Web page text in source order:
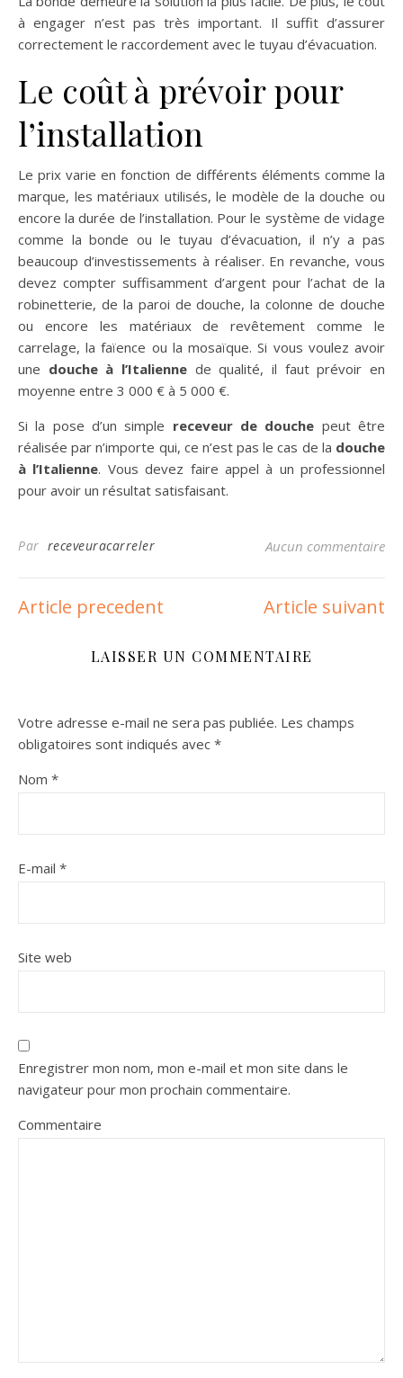
à engager n’est pas très important. Il suffit d’assurer
correctement le raccordement avec le tuyau d’évacuation.
Le coût à prévoir pour
l’installation
Le prix varie en fonction de différents éléments comme la
marque, les matériaux utilisés, le modèle de la douche ou
encore la durée de l’installation. Pour le système de vidage
comme la bonde ou le tuyau d’évacuation, il n’y a pas
beaucoup d’investissements à réaliser. En revanche, vous
devez compter suffisamment d’argent pour l’achat de la
robinetterie, de la paroi de douche, la colonne de douche
ou encore les matériaux de revêtement comme le
carrelage, la faïence ou la mosaïque. Si vous voulez avoir
une douche à l’Italienne de qualité, il faut prévoir en
moyenne entre 3 000 € à 5 000 €.
Si la pose d’un simple receveur de douche peut être
réalisée par n’importe qui, ce n’est pas le cas de la douche
à l’Italienne. Vous devez faire appel à un professionnel
pour avoir un résultat satisfaisant.
Par receveuracarreler Aucun commentaire
Article precedent Article suivant
LAISSER UN COMMENTAIRE
Votre adresse e-mail ne sera pas publiée. Les champs
obligatoires sont indiqués avec *
Nom *
E-mail *
Site web
Enregistrer mon nom, mon e-mail et mon site dans le
navigateur pour mon prochain commentaire.
Commentaire